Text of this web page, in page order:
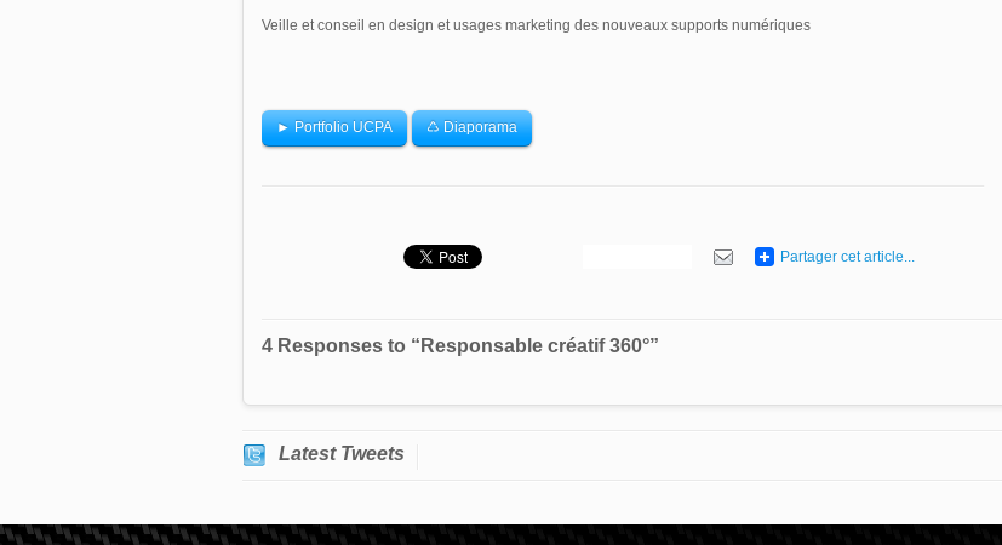
Veille et conseil en design et usages marketing des nouveaux supports numériques
► Portfolio UCPA ♺ Diaporama
Partager cet article...
4 Responses to “Responsable créatif 360°”
Latest Tweets